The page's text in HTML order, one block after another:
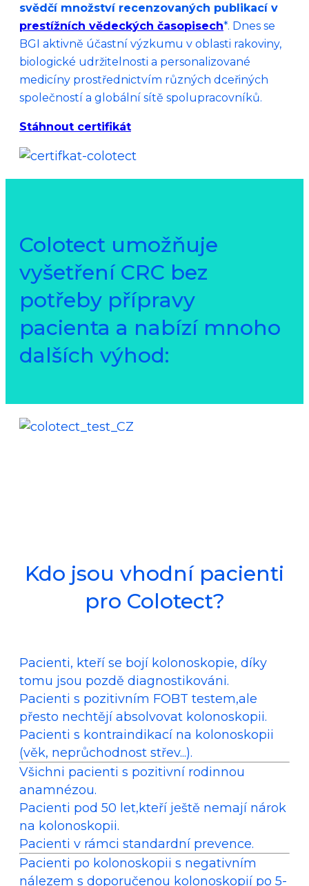
svědčí množství recenzovaných publikací v
prestížních vědeckých časopisech*. Dnes se
BGI aktivně účastní výzkumu v oblasti rakoviny,
biologické udržitelnosti a personalizované
medicíny prostřednictvím různých dceřiných
společností a globální sítě spolupracovníků.
Stáhnout certifikát
Colotect umožňuje
vyšetření CRC bez
potřeby přípravy
pacienta a nabízí mnoho
dalších výhod:
Kdo jsou vhodní pacienti
pro Colotect?
Pacienti, kteří se bojí kolonoskopie, díky
tomu jsou pozdě diagnostikováni.
Pacienti s pozitivním FOBT testem,ale
přesto nechtějí absolvovat kolonoskopii.
Pacienti s kontraindikací na kolonoskopii
(věk, neprůchodnost střev...).
Všichni pacienti s pozitivní rodinnou
anamnézou.
Pacienti pod 50 let,kteří ještě nemají nárok
na kolonoskopii.
Pacienti v rámci standardní prevence.
Pacienti po kolonoskopii s negativním
nálezem s doporučenou kolonoskopií po 5-